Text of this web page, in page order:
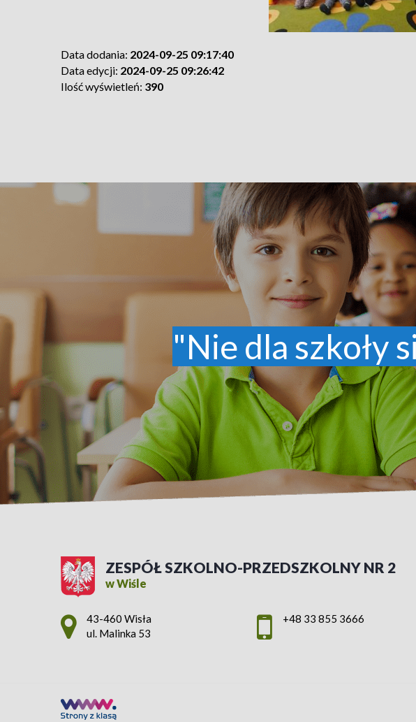
Data dodania: 2024-09-25 09:17:40
Data edycji: 2024-09-25 09:26:42
Ilość wyświetleń: 390
"Nie dla szkoły
ZESPÓŁ SZKOLNO-PRZEDSZKOLNY NR 2
w Wiśle
Adres pocztowy:
43-460 Wisła
ul. Malinka 53
+48 33 855 3666